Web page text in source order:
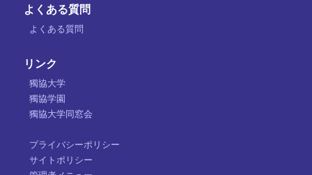
よくある質問
よくある質問
リンク
獨協大学
獨協学園
獨協大学同窓会
プライバシーポリシー
サイトポリシー